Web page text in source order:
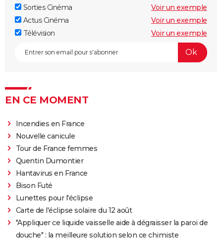
Sorties Cinéma
Voir un exemple
Actus Cinéma
Voir un exemple
Télévision
Voir un exemple
EN CE MOMENT
Incendies en France
Nouvelle canicule
Tour de France femmes
Quentin Dumontier
Hantavirus en France
Bison Futé
Lunettes pour l'éclipse
Carte de l'éclipse solaire du 12 août
"Appliquer ce liquide vaisselle aide à dégraisser la paroi de
douche" : la meilleure solution selon ce chimiste